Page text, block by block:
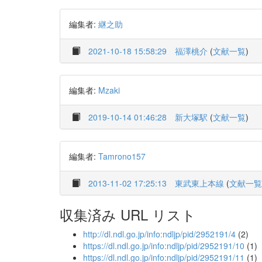
編集者: 継之助
2021-10-18 15:58:29 福澤桃介 (文献一覧)
編集者: Mzaki
2019-10-14 01:46:28 新大塚駅 (文献一覧)
編集者: Tamrono157
2013-11-02 17:25:13 東武東上本線 (文献一覧
収集済み URL リスト
http://dl.ndl.go.jp/info:ndljp/pid/2952191/4 (2)
https://dl.ndl.go.jp/info:ndljp/pid/2952191/10 (1)
https://dl.ndl.go.jp/info:ndljp/pid/2952191/11 (1)